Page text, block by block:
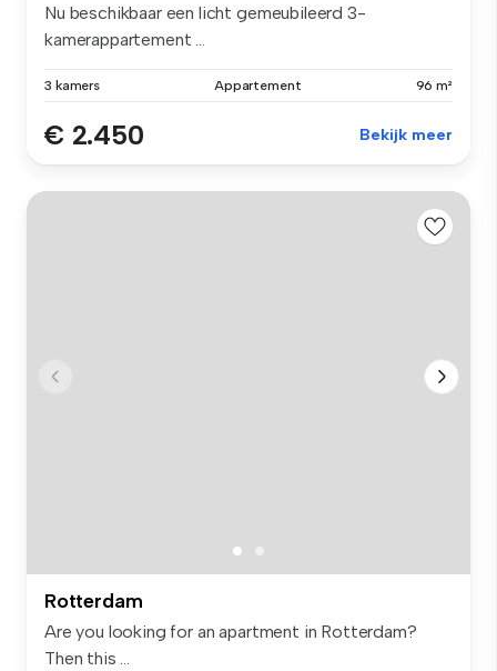
Nu beschikbaar een licht gemeubileerd 3-
kamerappartement ...
3 kamers Appartement 96 m²
€ 2.450 Bekijk meer
Rotterdam
Are you looking for an apartment in Rotterdam?
Then this ...